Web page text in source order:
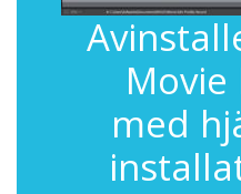
Movie
med